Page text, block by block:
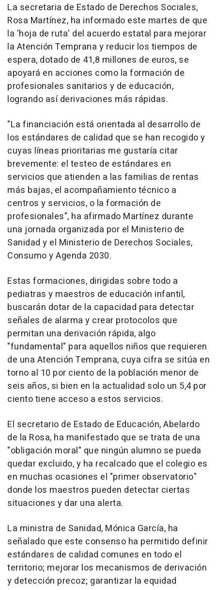
La secretaria de Estado de Derechos Sociales,
Rosa Martínez, ha informado este martes de que
la 'hoja de ruta' del acuerdo estatal para mejorar
la Atención Temprana y reducir los tiempos de
espera, dotado de 41,8 millones de euros, se
apoyará en acciones como la formación de
profesionales sanitarios y de educación,
logrando así derivaciones más rápidas.
"La financiación está orientada al desarrollo de
los estándares de calidad que se han recogido y
cuyas líneas prioritarias me gustaría citar
brevemente: el testeo de estándares en
servicios que atienden a las familias de rentas
más bajas, el acompañamiento técnico a
centros y servicios, o la formación de
profesionales", ha afirmado Martínez durante
una jornada organizada por el Ministerio de
Sanidad y el Ministerio de Derechos Sociales,
Consumo y Agenda 2030.
Estas formaciones, dirigidas sobre todo a
pediatras y maestros de educación infantil,
buscarán dotar de la capacidad para detectar
señales de alarma y crear protocolos que
permitan una derivación rápida, algo
"fundamental" para aquellos niños que requieren
de una Atención Temprana, cuya cifra se sitúa en
torno al 10 por ciento de la población menor de
seis años, si bien en la actualidad solo un 5,4 por
ciento tiene acceso a estos servicios.
El secretario de Estado de Educación, Abelardo
de la Rosa, ha manifestado que se trata de una
"obligación moral" que ningún alumno se pueda
quedar excluido, y ha recalcado que el colegio es
en muchas ocasiones el "primer observatorio"
donde los maestros pueden detectar ciertas
situaciones y dar una alerta.
La ministra de Sanidad, Mónica García, ha
señalado que este consenso ha permitido definir
estándares de calidad comunes en todo el
territorio; mejorar los mecanismos de derivación
y detección precoz; garantizar la equidad